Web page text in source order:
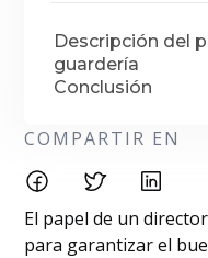
Descripción del
guardería
Conclusión
COMPARTIR EN
El papel de un
para garantizar el